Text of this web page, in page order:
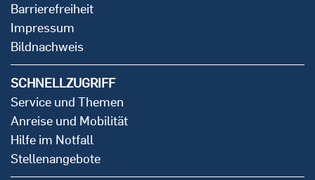
Barrierefreiheit
Impressum
Bildnachweis
SCHNELLZUGRIFF
Service und Themen
Anreise und Mobilität
Hilfe im Notfall
Stellenangebote